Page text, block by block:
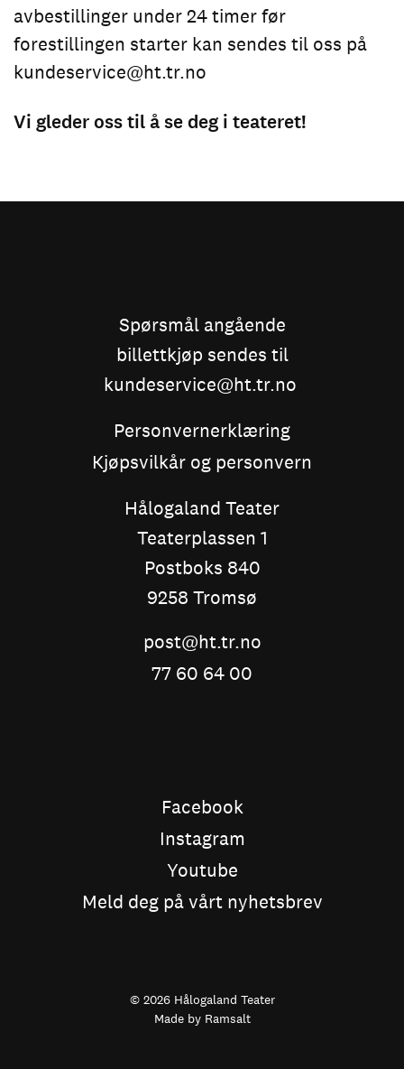
avbestillinger under 24 timer før
forestillingen starter kan sendes til oss på
kundeservice@ht.tr.no
Vi gleder oss til å se deg i teateret!
Spørsmål angående
billettkjøp sendes til
kundeservice@ht.tr.no
Personvernerklæring
Kjøpsvilkår og personvern
Hålogaland Teater
Teaterplassen 1
Postboks 840
9258 Tromsø
post@ht.tr.no
77 60 64 00
Facebook
Instagram
Youtube
Meld deg på vårt nyhetsbrev
© 2026 Hålogaland Teater
Made by Ramsalt